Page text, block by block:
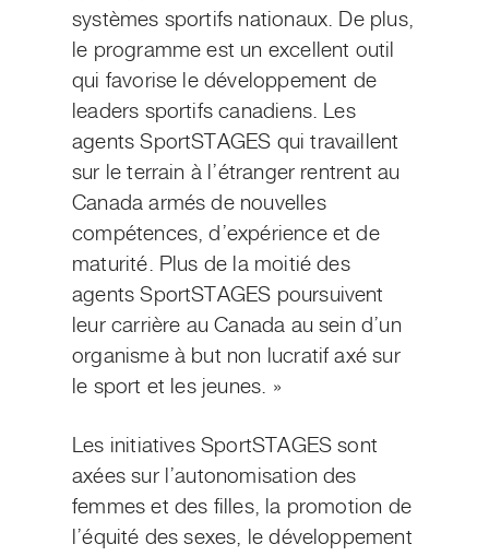
systèmes sportifs nationaux. De plus,
le programme est un excellent outil
qui favorise le développement de
leaders sportifs canadiens. Les
agents SportSTAGES qui travaillent
sur le terrain à l’étranger rentrent au
Canada armés de nouvelles
compétences, d’expérience et de
maturité. Plus de la moitié des
agents SportSTAGES poursuivent
leur carrière au Canada au sein d’un
organisme à but non lucratif axé sur
le sport et les jeunes. »
Les initiatives SportSTAGES sont
axées sur l’autonomisation des
femmes et des filles, la promotion de
l’équité des sexes, le développement